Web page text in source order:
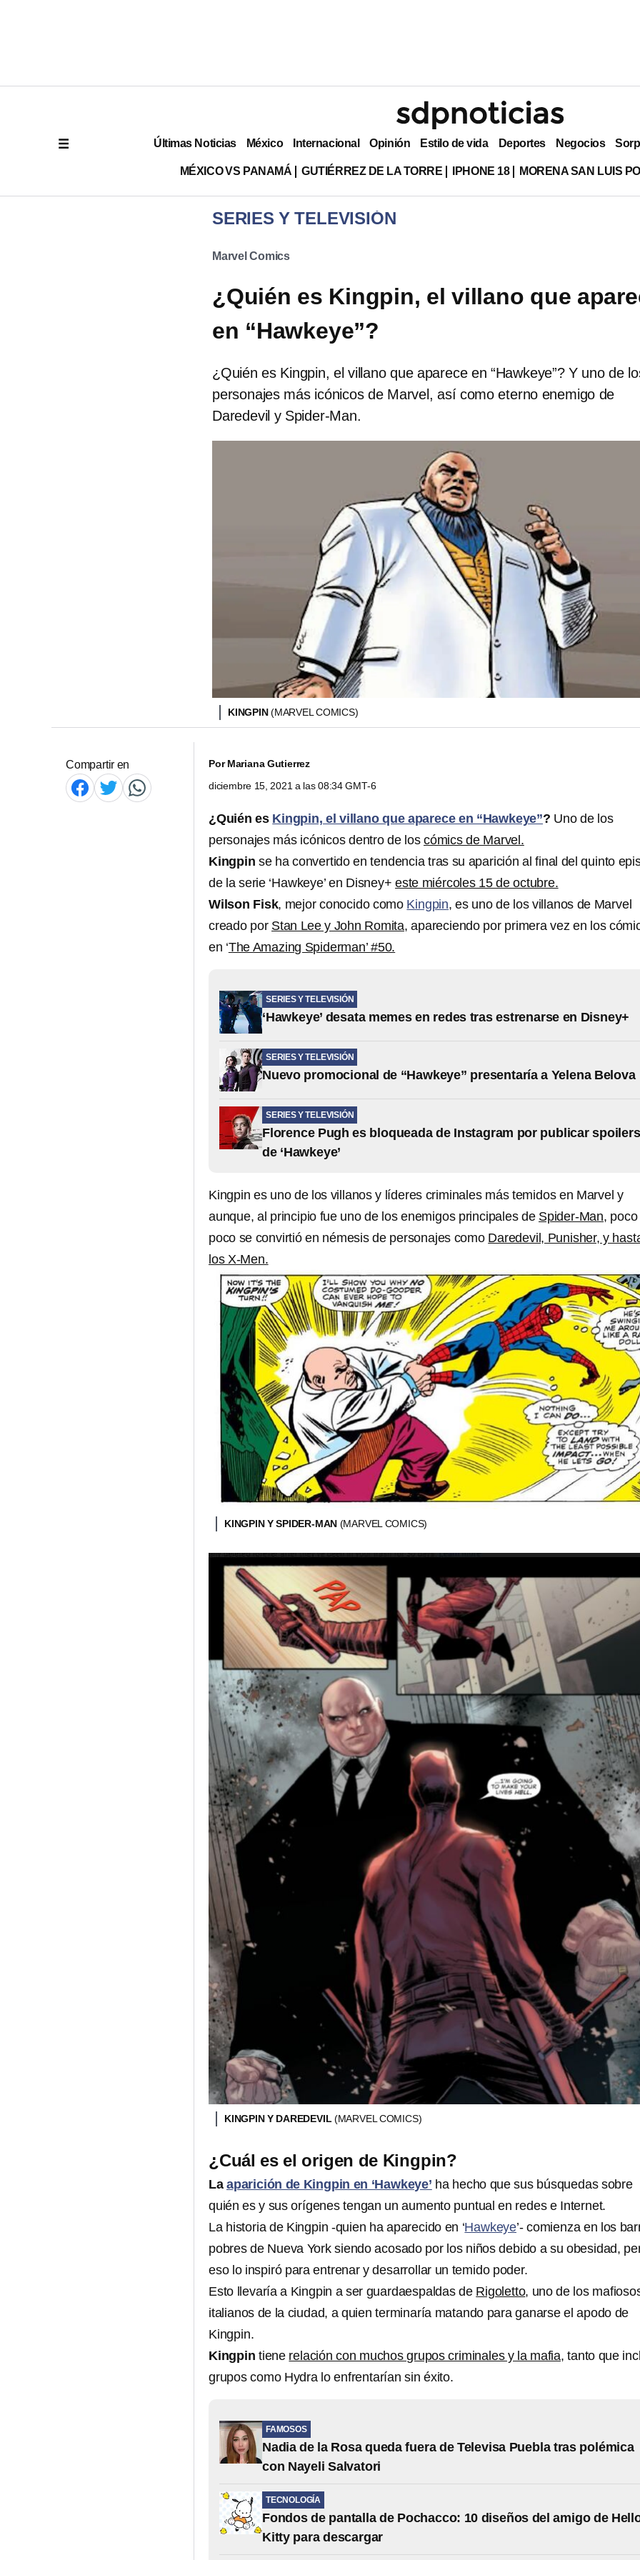
Últimas Noticias México Internacional Opinión Estilo de vida Deportes Negocios
MÉXICO VS PANAMÁ GUTIÉRREZ DE LA TORRE IPHONE 18 MORENA SAN LUIS
SERIES Y TELEVISIÓN
Marvel Comics
¿Quién es Kingpin, el villano que
en “Hawkeye”?
¿Quién es Kingpin, el villano que aparece en “Hawkeye”? Y uno de
personajes más icónicos de Marvel, así como eterno enemigo de
Daredevil y Spider-Man.
KINGPIN(MARVEL COMICS)
Compartir en PorMariana Gutierrez
diciembre 15, 2021 a las 08:34 GMT-6
¿Quién es Kingpin, el villano que aparece en “Hawkeye”? Uno de los
personajes más icónicos dentro de los cómics de Marvel.
Kingpin se ha convertido en tendencia tras su aparición al final del quinto
de la serie ‘Hawkeye’ en Disney+este miércoles 15 de octubre.
Wilson Fisk, mejor conocido como Kingpin, es uno de los villanos de Marvel
creado por Stan Lee y John Romita, apareciendo por primera vez en los
en ‘The Amazing Spiderman’ #50.
SERIES Y TELEVISIÓN
‘Hawkeye’ desata memes en redes tras estrenarse en Disney+
SERIES Y TELEVISIÓN
Nuevo promocional de “Hawkeye” ​presentaría a Yelena Belova
SERIES Y TELEVISIÓN
Florence Pugh es bloqueada de Instagram por publicar spoilers
de ‘Hawkeye’
Kingpin es uno de los villanos y líderes criminales más temidos en Marvel y
aunque, al principio fue uno de los enemigos principales de Spider-Man, poco
poco se convirtió en némesis de personajes como Daredevil, Punisher, y
los X-Men.
KINGPIN Y SPIDER-MAN (MARVEL COMICS)
KINGPIN Y DAREDEVIL(MARVEL COMICS)
¿Cuál es el origen de Kingpin?
La aparición de Kingpin en ‘Hawkeye’ ha hecho que sus búsquedas sobre
quién es y sus orígenes tengan un aumento puntual en redes e Internet.
La historia de Kingpin -quien ha aparecido en ‘Hawkeye’- comienza en los
pobres de Nueva York siendo acosado por los niños debido a su obesidad,
eso lo inspiró para entrenar y desarrollar un temido poder.
Esto llevaría a Kingpin a ser guardaespaldas de Rigoletto, uno de los
italianos de la ciudad, a quien terminaría matando para ganarse el apodo de
Kingpin.
Kingpin tiene relación con muchos grupos criminales y la mafia, tanto que
grupos como Hydra lo enfrentarían sin éxito.
FAMOSOS
Nadia de la Rosa queda fuera de Televisa Puebla tras polémica
con Nayeli Salvatori
TECNOLOGÍA
Fondos de pantalla de Pochacco: 10 diseños del amigo de
Kitty para descargar